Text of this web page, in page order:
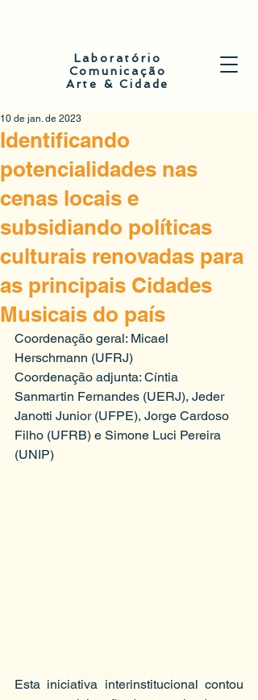
Laboratório
Comunicação
Arte & Cidade
Identificando
potencialidades nas
cenas locais e
subsidiando políticas
culturais renovadas para
as principais Cidades
Musicais do país
10 de jan. de 2023
Coordenação geral: Micael
Herschmann (UFRJ)
Coordenação adjunta: Cíntia
Sanmartin Fernandes (UERJ), Jeder
Janotti Junior (UFPE), Jorge Cardoso
Filho (UFRB) e Simone Luci Pereira
(UNIP)
Esta iniciativa interinstitucional contou